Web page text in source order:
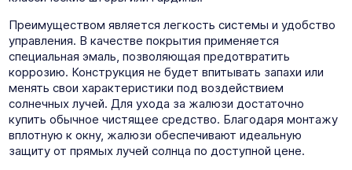
Преимуществом является легкость системы и удобство
управления. В качестве покрытия применяется
специальная эмаль, позволяющая предотвратить
коррозию. Конструкция не будет впитывать запахи или
менять свои характеристики под воздействием
солнечных лучей. Для ухода за жалюзи достаточно
купить обычное чистящее средство. Благодаря монтажу
вплотную к окну, жалюзи обеспечивают идеальную
защиту от прямых лучей солнца по доступной цене.